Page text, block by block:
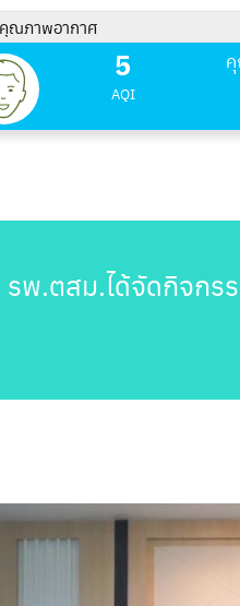
ณภาพอากาศ
5
AQI
พ.ตสม.ได้จัดกิจกร